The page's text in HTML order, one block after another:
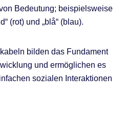
Bedeutung; beispielsweise
(rot) und „blå“ (blau).
bilden das Fundament
und ermöglichen es
sozialen Interaktionen